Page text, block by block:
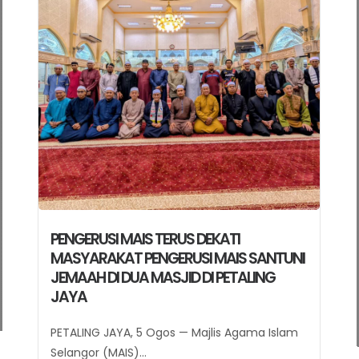
TERUS DEKATI MASYARAKAT Pengerusi
MAIS Santuni Jemaah di Dua Masjid Di
Petaling Jaya
Selangor (MAIS)...
Berita Penuh